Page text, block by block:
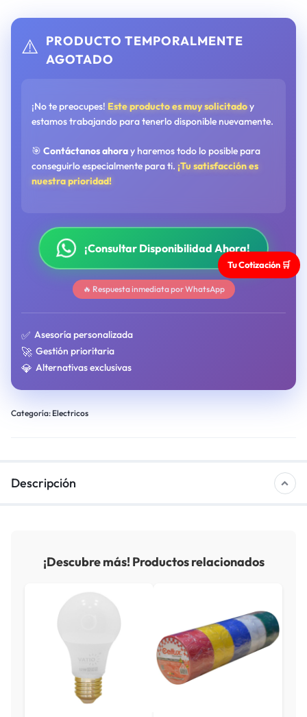
⚠️ PRODUCTO TEMPORALMENTE
AGOTADO
¡No te preocupes! Este producto es muy solicitadoy
estamos trabajando para tenerlo disponible nuevamente.
🎯 Contáctanos ahoray haremos todo lo posible para
conseguirlo especialmente para ti. ¡Tu satisfacción es
nuestra prioridad!
¡Consultar Disponibilidad Ahora!
🔥 Respuesta inmediata por WhatsApp
✅ Asesoría personalizada
🚀 Gestión prioritaria
💎 Alternativas exclusivas
Categoría: Electricos
Descripción
¡Descubre más! Productos relacionados
Tu Cotización 🛒